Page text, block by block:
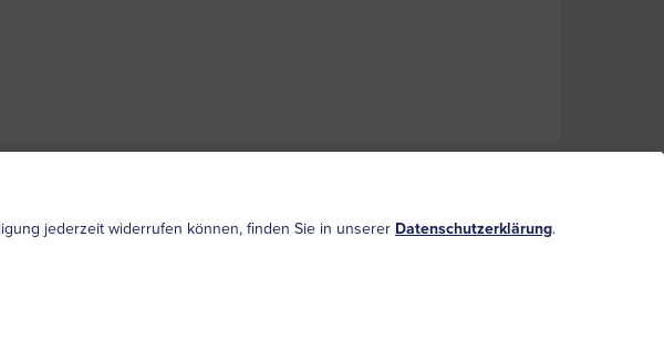
jederzeit widerrufen können, finden Sie in unserer Datenschutzerklärung.